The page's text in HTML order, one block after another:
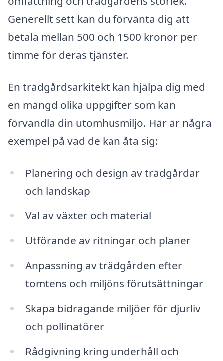
Generellt sett kan du förvänta dig att
betala mellan 500 och 1500 kronor per
timme för deras tjänster.
En trädgårdsarkitekt kan hjälpa dig med
en mängd olika uppgifter som kan
förvandla din utomhusmiljö. Här är några
exempel på vad de kan åta sig:
Planering och design av trädgårdar
och landskap
Val av växter och material
Utförande av ritningar och planer
Anpassning av trädgården efter
tomtens och miljöns förutsättningar
Skapa bidragande miljöer för djurliv
och pollinatörer
Rådgivning kring underhåll och